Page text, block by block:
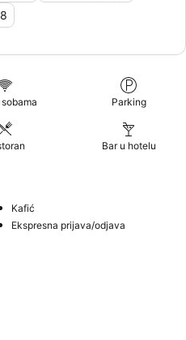
Parking
Bar u hotelu
Kafić
Ekspresna prijava/odjava